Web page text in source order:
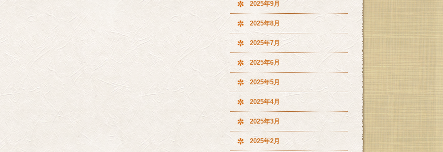
2025年9月
2025年8月
2025年7月
2025年6月
2025年5月
2025年4月
2025年3月
2025年2月